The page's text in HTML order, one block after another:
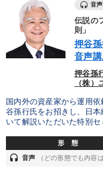
音
伝説の
則」
押谷
音声講
押谷孫
（株
国内外の資産家から運用
谷孫行氏をお招きし、日
いて解説いただいた特別セ
形 態
headset 音声 （どの形態でも内容